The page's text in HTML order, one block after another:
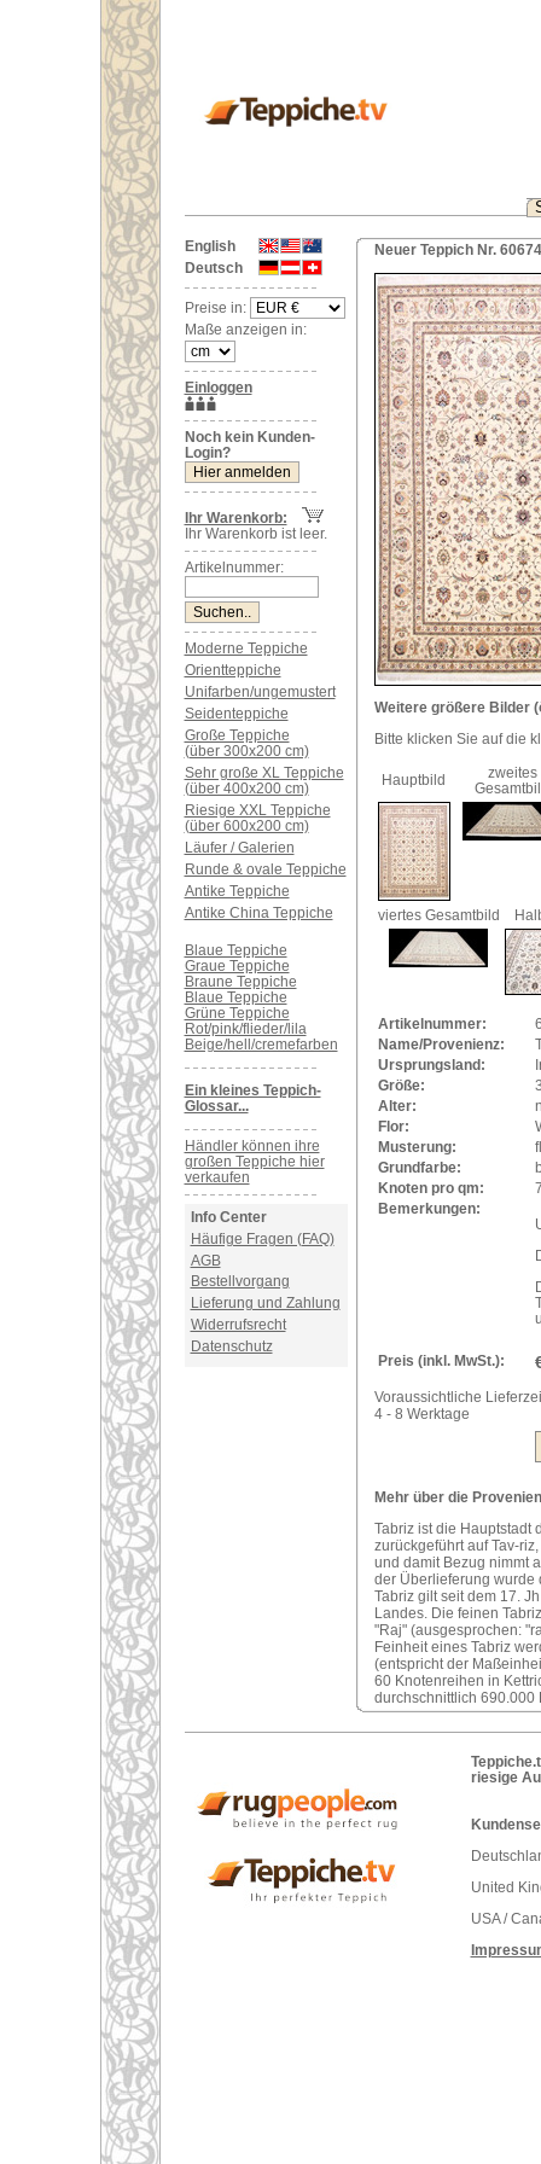
English
Deutsch
Preise in:
Maße anzeigen in:
Einloggen
Noch kein Kunden-
Login?
Ihr Warenkorb:
Ihr Warenkorb ist leer.
Artikelnummer:
Moderne Teppiche
Orientteppiche
Unifarben/ungemustert
Seidenteppiche
Große Teppiche
(über 300x200 cm)
Sehr große XL Teppiche
(über 400x200 cm)
Riesige XXL Teppiche
(über 600x200 cm)
Läufer / Galerien
Runde & ovale Teppiche
Antike Teppiche
Antike China Teppiche
Blaue Teppiche
Graue Teppiche
Braune Teppiche
Blaue Teppiche
Grüne Teppiche
Rot/pink/flieder/lila
Beige/hell/cremefarben
Ein kleines Teppich-
Glossar...
Händler können ihre
großen Teppiche hier
verkaufen
Info Center
Häufige Fragen (FAQ)
AGB
Bestellvorgang
Lieferung und Zahlung
Widerrufsrecht
Datenschutz
Neuer Teppich Nr.
Weitere größere Bilder
Bitte klicken Sie auf die
Hauptbild
zweites
viertes Gesamtbild
Artikelnummer:
Name/Provenienz:
Ursprungsland:
Größe:
Alter:
Flor:
Musterung:
Grundfarbe:
Knoten pro qm:
Bemerkungen:
Preis (inkl. MwSt.):
Voraussichtliche
4 - 8 Werktage
Mehr über die
Tabriz ist die Hauptstadt
zurückgeführt auf Tav-
und damit Bezug nimmt
der Überlieferung wurde
Tabriz gilt seit dem 17.
Landes. Die feinen
"Raj" (ausgesprochen:
Feinheit eines Tabriz
(entspricht der
60 Knotenreihen in
durchschnittlich 690.000
riesige
United
USA /